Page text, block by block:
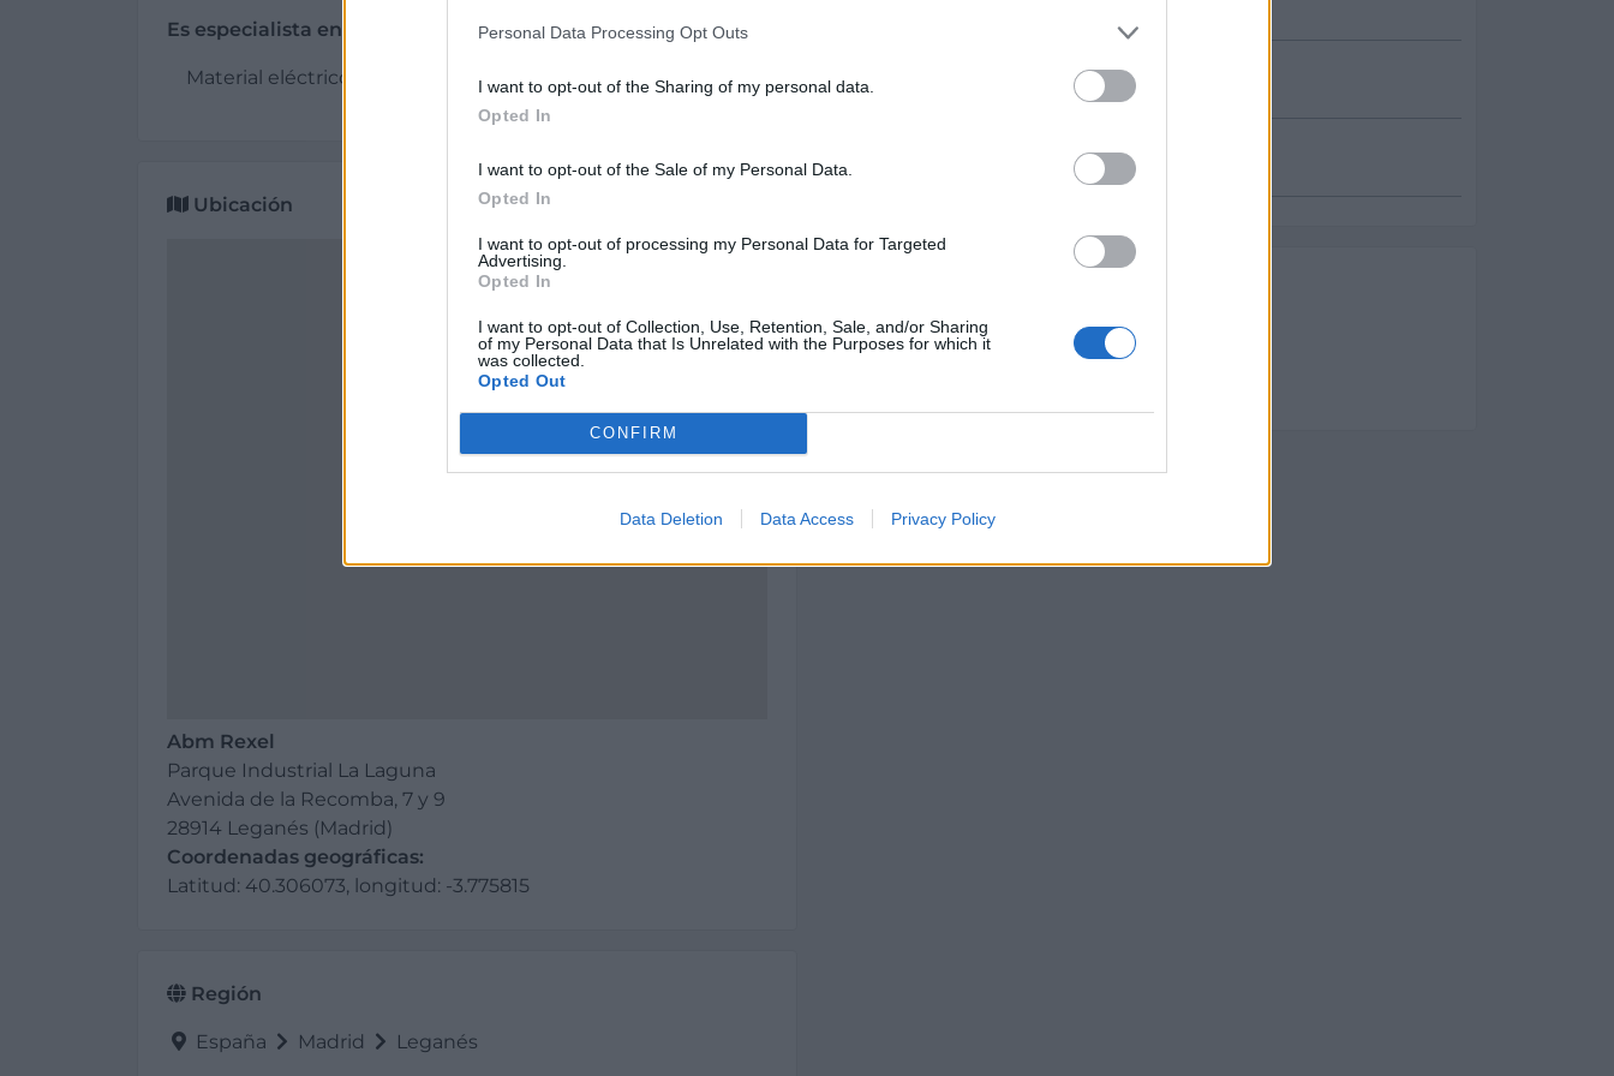
Personal Data Processing Opt Outs
I want to opt-out of the Sharing of my personal data.
Opted In
I want to opt-out of the Sale of my Personal Data.
Opted In
I want to opt-out of processing my Personal Data for Targeted
Advertising.
Opted In
I want to opt-out of Collection, Use, Retention, Sale, and/or Sharing
of my Personal Data that Is Unrelated with the Purposes for which it
was collected.
Opted Out
CONFIRM
Data Deletion Data Access Privacy Policy
Es especialista en:
Material eléctrico y soluciones de negocio.
Ubicación
Abm Rexel
Parque Industrial La Laguna
Avenida de la Recomba, 7 y 9
28914 Leganés (Madrid)
Coordenadas geográficas:
Latitud: 40.306073, longitud: -3.775815
Región
España Madrid Leganés
Nacional e internacional
Electricidad - Electrónica y Alta Tecnología:
Materiales Eléctricos y Electrónicos